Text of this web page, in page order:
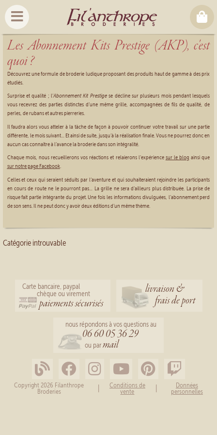
Les Abonnement Kits Prestige (AKP), c'est
quoi ?
Découvrez une formule de broderie ludique proposant des produits haut de gamme à des prix
étudiés.
Surprise et qualité ; l’Abonnement Kit Prestigese décline sur plusieurs mois pendant lesquels
vous recevrez des parties distinctes d’une même grille, accompagnées de fils de qualité, de
perles, de rubans et autres pierreries.
Il faudra alors vous atteler à la tâche de façon à pouvoir continuer votre travail sur une partie
différente, le mois suivant… Et ainsi de suite, jusqu’à la réalisation finale. Vous ne pourrez donc en
aucun cas connaître à l’avance la broderie dans son intégralité.
Chaque mois, nous recueillerons vos réactions et relaierons l’expériencesur le blog ainsi que
sur notre page Facebook.
Celles et ceux qui seraient séduits par l’aventure et qui souhaiteraient rejoindre les participants
en cours de route ne le pourront pas… La grille ne sera d’ailleurs plus distribuée. La prise de
risque fait partie intégrante du projet. Une fois les informations divulguées, l’abonnement perd
de son sens. Il ne peut donc y avoir deux éditions d’un même thème.
Catégorie introuvable
Carte bancaire, paypal
chèque ou virement
paiements sécurisés
livraison &
frais de port
nous répondons à vos questions au
06 60 05 36 29
ou parmail
Copyright 2026 Filanthrope
Broderies
Conditions de
vente
Données
personnelles